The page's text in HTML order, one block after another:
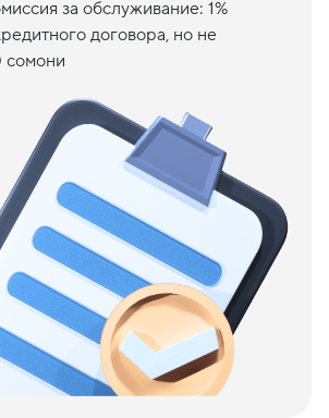
за обслуживание: 1%
договора, но не
сомони